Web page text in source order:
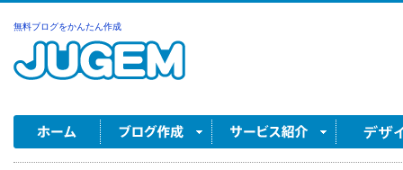
無料ブログをかんたん作成